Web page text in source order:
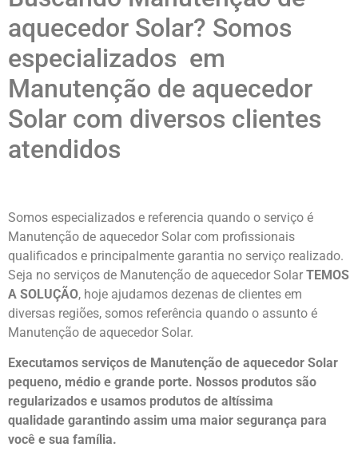
aquecedor Solar? Somos
especializados em
Manutenção de aquecedor
Solar com diversos clientes
atendidos
Somos especializados e referencia quando o serviço é
Manutenção de aquecedor Solar com profissionais
qualificados e principalmente garantia no serviço realizado.
Seja no serviços de Manutenção de aquecedor Solar TEMOS
A SOLUÇÃO, hoje ajudamos dezenas de clientes em
diversas regiões, somos referência quando o assunto é
Manutenção de aquecedor Solar.
Executamos serviços de Manutenção de aquecedor Solar
pequeno, médio e grande porte. Nossos produtos são
regularizados e usamos produtos de altíssima
qualidade garantindo assim uma maior segurança para
você e sua família.